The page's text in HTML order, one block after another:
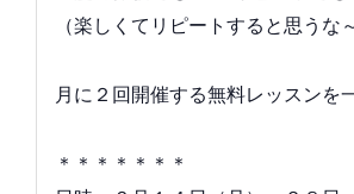
（楽しくてリピートすると思うな～
月に２回開催する無料レッスンを
＊＊＊＊＊＊＊